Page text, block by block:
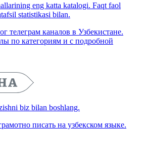
eng katta katalogi. Faqt faol
statistikasi bilan.
телеграм каналов в Узбекистане.
по категориям и с подробной
biz bilan boshlang.
писать на узбекском языке.